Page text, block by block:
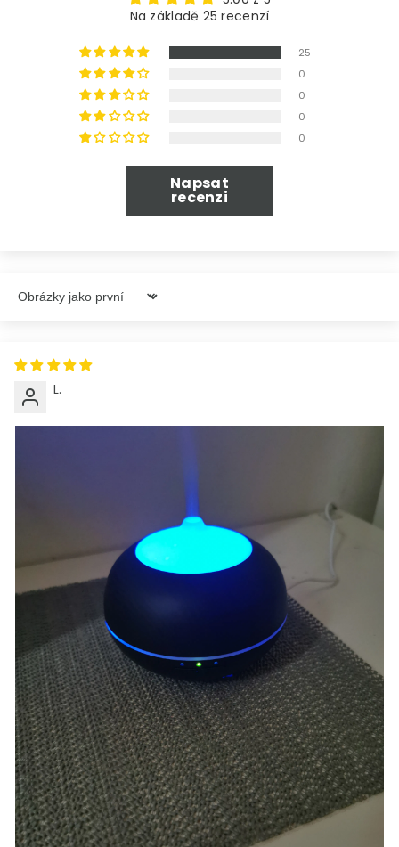
Na základě 25 recenzí
25
0
0
0
0
Napsat
recenzi
Sort By
L.